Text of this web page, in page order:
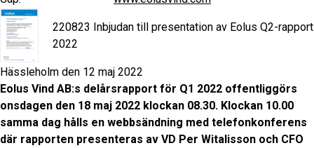
220823 Inbjudan till presentation av Eolus Q2-rapport
2022
Hässleholm den 12 maj 2022
Eolus Vind AB:s delårsrapport för Q1 2022 offentliggörs
onsdagen den 18 maj 2022 klockan 08.30. Klockan 10.00
samma dag hålls en webbsändning med telefonkonferens
där rapporten presenteras av VD Per Witalisson och CFO